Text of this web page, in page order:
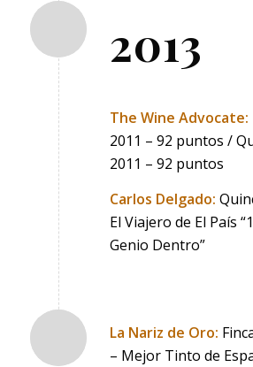
2013
The Wine Advocate:
2011 – 92 puntos /
2011 – 92 puntos
Carlos Delgado:
El Viajero de El País
Genio Dentro”
La Nariz de Oro:
– Mejor Tinto de